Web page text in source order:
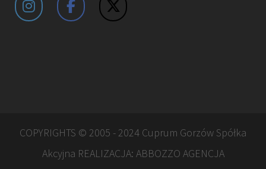
COPYRIGHTS © 2005 - 2024 Cuprum Gorzów Spółka
Akcyjna REALIZACJA: ABBOZZO AGENCJA